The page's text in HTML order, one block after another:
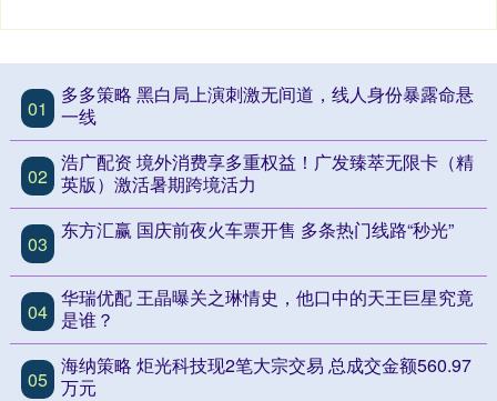
01
多多策略 黑白局上演刺激无间道，线人身份暴露命悬
一线
02
浩广配资 境外消费享多重权益！广发臻萃无限卡（精
英版）激活暑期跨境活力
03
东方汇赢 国庆前夜火车票开售 多条热门线路“秒光”
04
华瑞优配 王晶曝关之琳情史，他口中的天王巨星究竟
是谁？
05
海纳策略 炬光科技现2笔大宗交易 总成交金额560.97
万元